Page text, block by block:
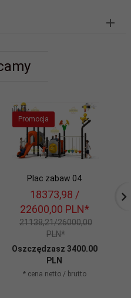
Promocja
Plac zabaw 04
18373,98 /
22600,00 PLN*
21138,21/26000,00
PLN*
Oszczędzasz 3400.00
PLN
* cena netto / brutto